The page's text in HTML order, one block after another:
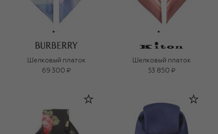
Шелковый платок
69 300 ₽
Шелковый платок
53 850 ₽